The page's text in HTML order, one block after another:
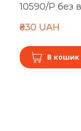
10590/P без
₴30 UAH
В кошик